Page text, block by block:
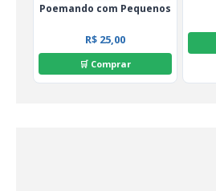
Poemando com Pequenos
R$ 25,00
🛒 Comprar